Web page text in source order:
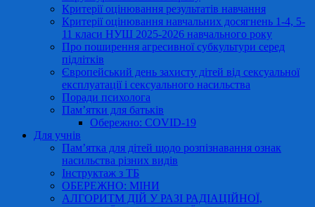
Критерії оцінювання результатів навчання
Критерії оцінювання навчальних досягнень 1-4, 5-
11 класи НУШ 2025-2026 навчального року
Про поширення агресивної субкультури серед
підлітків
Європейський день захисту дітей від сексуальної
експлуатації і сексуального насильства
Поради психолога
Пам’ятки для батьків
Обережно: COVID-19
Для учнів
Пам’ятка для дітей щодо розпізнавання ознак
насильства різних видів
Інструктаж з ТБ
ОБЕРЕЖНО: МІНИ
АЛГОРИТМ ДІЙ У РАЗІ РАДІАЦІЙНОЇ,